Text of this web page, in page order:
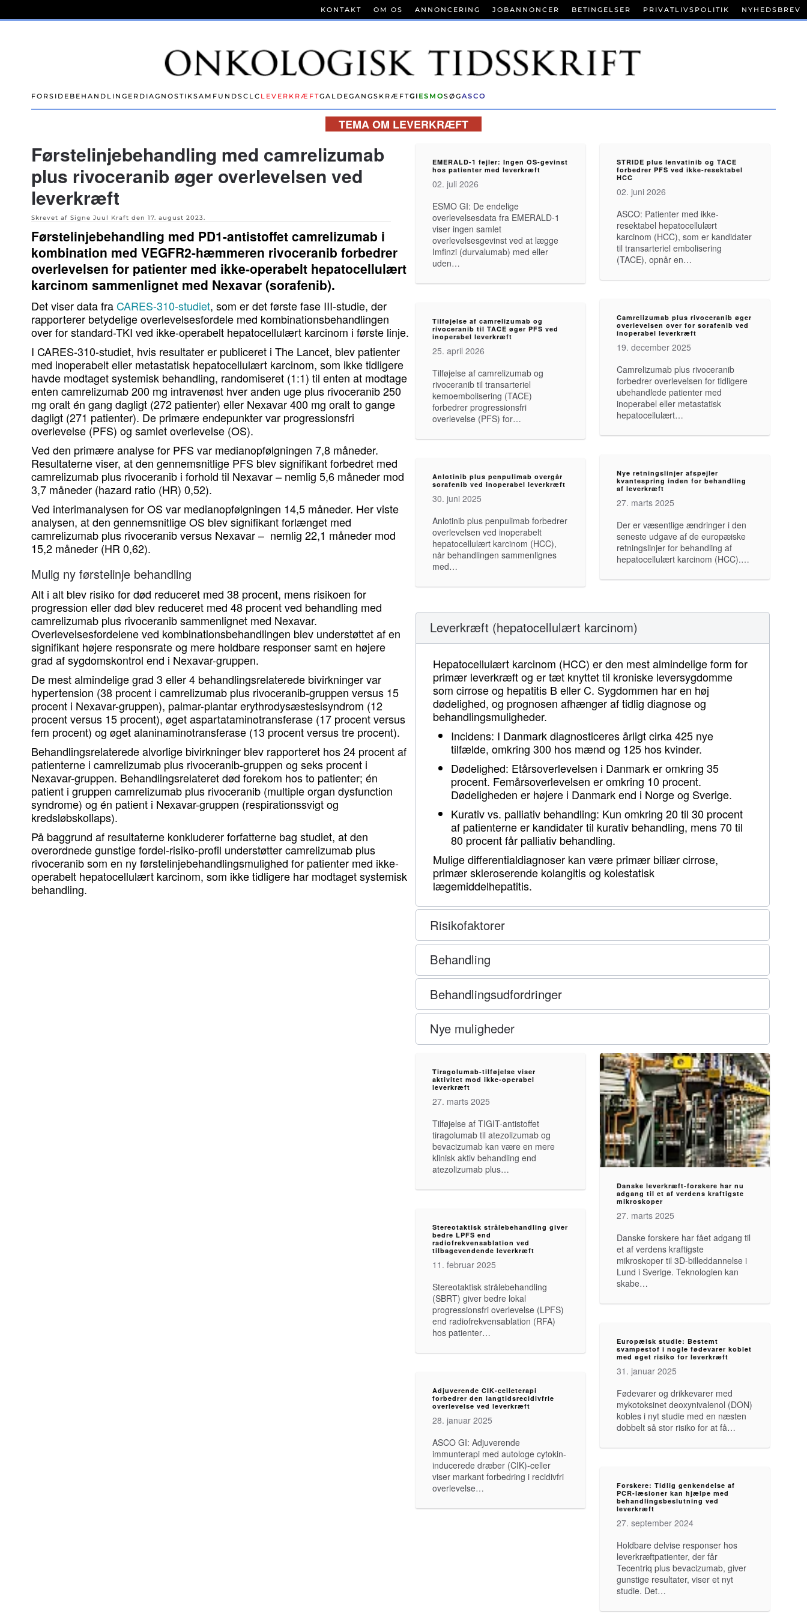
Skip to main content
FORSIDE BEHANDLINGER DIAGNOSTIKSAMFUNDSCLC LEVERKRÆFTGALDEGANGSKRÆFTGI ESMOSØGASCO
KONTAKT OM OS ANNONCERING JOBANNONCER BETINGELSER PRIVATLIVSPOLITIK NYHEDSBREV
TEMA OM LEVERKRÆFT
Førstelinjebehandling med camrelizumab
plus rivoceranib øger overlevelsen ved
leverkræft
Skrevet af Signe Juul Kraft den 17. august 2023.
Førstelinjebehandling med PD1-antistoffet camrelizumab i
kombination med VEGFR2-hæmmeren rivoceranib forbedrer
overlevelsen for patienter med ikke-operabelt hepatocellulært
karcinom sammenlignet med Nexavar (sorafenib).
Det viser data fraCARES-310-studiet, som er det første fase III-studie, der
rapporterer betydelige overlevelsesfordele med kombinationsbehandlingen
over for standard-TKI ved ikke-operabelt hepatocellulært karcinom i første linje.
I CARES-310-studiet, hvis resultater er publiceret i The Lancet, blev patienter
med inoperabelt eller metastatisk hepatocellulært karcinom, som ikke tidligere
havde modtaget systemisk behandling, randomiseret (1:1) til enten at modtage
enten camrelizumab 200 mg intravenøst hver anden uge plus rivoceranib 250
mg oralt én gang dagligt (272 patienter) eller Nexavar 400 mg oralt to gange
dagligt (271 patienter). De primære endepunkter var progressionsfri
overlevelse (PFS) og samlet overlevelse (OS).
Ved den primære analyse for PFS var medianopfølgningen 7,8 måneder.
Resultaterne viser, at den gennemsnitlige PFS blev signifikant forbedret med
camrelizumab plus rivoceranib i forhold til Nexavar – nemlig 5,6 måneder mod
3,7 måneder (hazard ratio (HR) 0,52).
Ved interimanalysen for OS var medianopfølgningen 14,5 måneder. Her viste
analysen, at den gennemsnitlige OS blev signifikant forlænget med
camrelizumab plus rivoceranib versus Nexavar – nemlig 22,1 måneder mod
15,2 måneder (HR 0,62).
Mulig ny førstelinje behandling
Alt i alt blev risiko for død reduceret med 38 procent, mens risikoen for
progression eller død blev reduceret med 48 procent ved behandling med
camrelizumab plus rivoceranib sammenlignet med Nexavar.
Overlevelsesfordelene ved kombinationsbehandlingen blev understøttet af en
signifikant højere responsrate og mere holdbare responser samt en højere
grad af sygdomskontrol end i Nexavar-gruppen.
De mest almindelige grad 3 eller 4 behandlingsrelaterede bivirkninger var
hypertension (38 procent i camrelizumab plus rivoceranib-gruppen versus 15
procent i Nexavar-gruppen), palmar-plantar erythrodysæstesisyndrom (12
procent versus 15 procent), øget aspartataminotransferase (17 procent versus
fem procent) og øget alaninaminotransferase (13 procent versus tre procent).
Behandlingsrelaterede alvorlige bivirkninger blev rapporteret hos 24 procent af
patienterne i camrelizumab plus rivoceranib-gruppen og seks procent i
Nexavar-gruppen. Behandlingsrelateret død forekom hos to patienter; én
patient i gruppen camrelizumab plus rivoceranib (multiple organ dysfunction
syndrome) og én patient i Nexavar-gruppen (respirationssvigt og
kredsløbskollaps).
På baggrund af resultaterne konkluderer forfatterne bag studiet, at den
overordnede gunstige fordel-risiko-profil understøtter camrelizumab plus
rivoceranib som en ny førstelinjebehandlingsmulighed for patienter med ikke-
operabelt hepatocellulært karcinom, som ikke tidligere har modtaget systemisk
behandling.
EMERALD-1 fejler: Ingen OS-gevinst
hos patienter med leverkræft
02. juli 2026
ESMO GI: De endelige
overlevelsesdata fra EMERALD-1
viser ingen samlet
overlevelsesgevinst ved at lægge
Imfinzi (durvalumab) med eller
uden…
STRIDE plus lenvatinib og TACE
forbedrer PFS ved ikke-resektabel
HCC
02. juni 2026
ASCO: Patienter med ikke-
resektabel hepatocellulært
karcinom (HCC), som er kandidater
til transarteriel embolisering
(TACE), opnår en…
Tilføjelse af ​​camrelizumab og
rivoceranib til TACE øger PFS ved
inoperabel leverkræft
25. april 2026
Tilføjelse af ​​camrelizumab og
rivoceranib til transarteriel
kemoembolisering (TACE)
forbedrer progressionsfri
overlevelse (PFS) for…
Camrelizumab plus rivoceranib øger
overlevelsen over for sorafenib ved
inoperabel leverkræft
19. december 2025
Camrelizumab plus rivoceranib
forbedrer overlevelsen for tidligere
ubehandlede patienter med
inoperabel eller metastatisk
hepatocellulært…
Anlotinib plus penpulimab overgår
sorafenib ved inoperabel leverkræft
30. juni 2025
Anlotinib plus penpulimab forbedrer
overlevelsen ved inoperabelt
hepatocellulært karcinom (HCC),
når behandlingen sammenlignes
med…
Nye retningslinjer afspejler
kvantespring inden for behandling
af leverkræft
27. marts 2025
Der er væsentlige ændringer i den
seneste udgave af de europæiske
retningslinjer for behandling af
hepatocellulært karcinom (HCC).…
Leverkræft (hepatocellulært karcinom)
Hepatocellulært karcinom (HCC) er den mest almindelige form for
primær leverkræft og er tæt knyttet til kroniske leversygdomme
som cirrose og hepatitis B eller C. Sygdommen har en høj
dødelighed, og prognosen afhænger af tidlig diagnose og
behandlingsmuligheder.
Incidens: I Danmark diagnosticeres årligt cirka 425 nye
tilfælde, omkring 300 hos mænd og 125 hos kvinder.
Dødelighed: Etårsoverlevelsen i Danmark er omkring 35
procent. Femårsoverlevelsen er omkring 10 procent.
Dødeligheden er højere i Danmark end i Norge og Sverige.
Kurativ vs. palliativ behandling: Kun omkring 20 til 30 procent
af patienterne er kandidater til kurativ behandling, mens 70 til
80 procent får palliativ behandling.
Mulige differentialdiagnoser kan være primær biliær cirrose,
primær skleroserende kolangitis og kolestatisk
lægemiddelhepatitis.
Risikofaktorer
Behandling
Behandlingsudfordringer
Nye muligheder
Tiragolumab-tilføjelse viser
aktivitet mod ikke-operabel
leverkræft
27. marts 2025
Tilføjelse af TIGIT-antistoffet
tiragolumab til atezolizumab og
bevacizumab kan være en mere
klinisk aktiv behandling end
atezolizumab plus…
Danske leverkræft-forskere har nu
adgang til et af verdens kraftigste
mikroskoper
27. marts 2025
Danske forskere har fået adgang til
et af verdens kraftigste
mikroskoper til 3D-billeddannelse i
Lund i Sverige. Teknologien kan
skabe…
Stereotaktisk strålebehandling giver
bedre LPFS end
radiofrekvensablation ved
tilbagevendende leverkræft
11. februar 2025
Stereotaktisk strålebehandling
(SBRT) giver bedre lokal
progressionsfri overlevelse (LPFS)
end radiofrekvensablation (RFA)
hos patienter…
Europæisk studie: Bestemt
svampestof i nogle fødevarer koblet
med øget risiko for leverkræft
31. januar 2025
Fødevarer og drikkevarer med
mykotoksinet deoxynivalenol (DON)
kobles i nyt studie med en næsten
dobbelt så stor risiko for at få…
Adjuverende CIK-celleterapi
forbedrer den langtidsrecidivfrie
overlevelse ved leverkræft
28. januar 2025
ASCO GI: Adjuverende
immunterapi med autologe cytokin-
inducerede dræber (CIK)-celler
viser markant forbedring i recidivfri
overlevelse…
Forskere: Tidlig genkendelse af
PCR-læsioner kan hjælpe med
behandlingsbeslutning ved
leverkræft
27. september 2024
Holdbare delvise responser hos
leverkræftpatienter, der får
Tecentriq plus bevacizumab, giver
gunstige resultater, viser et nyt
studie. Det…